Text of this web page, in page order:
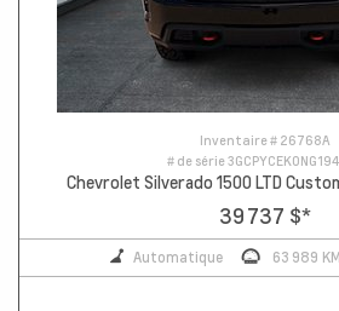
Inventaire # 26768A
# de série
Chevrolet Silverado 1500 LTD
39 737 $*
Automatique 63 989 KM